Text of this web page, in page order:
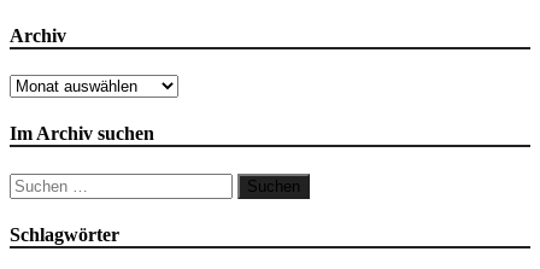
Archiv
Archiv
Im Archiv suchen
Suchen
nach:
Schlagwörter